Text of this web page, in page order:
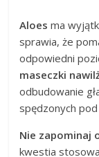
Aloes ma
sprawia, że
odpowiedni
maseczki
odbudowanie
spędzonych pod
Nie zapominaj
kwestia